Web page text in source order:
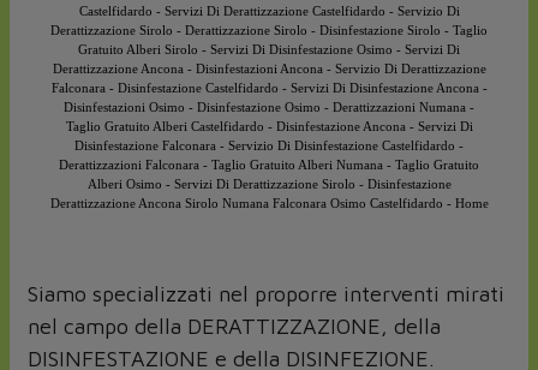
Castelfidardo - Servizi Di Derattizzazione Castelfidardo - Servizio Di
Derattizzazione Sirolo - Derattizzazione Sirolo - Disinfestazione Sirolo - Taglio
Gratuito Alberi Sirolo - Servizi Di Disinfestazione Osimo - Servizi Di
Derattizzazione Ancona - Disinfestazioni Ancona - Servizio Di Derattizzazione
Falconara - Disinfestazione Castelfidardo - Servizi Di Disinfestazione Ancona -
Disinfestazioni Osimo - Disinfestazione Osimo - Derattizzazioni Numana -
Taglio Gratuito Alberi Castelfidardo - Disinfestazione Ancona - Servizi Di
Disinfestazione Falconara - Servizio Di Disinfestazione Castelfidardo -
Derattizzazioni Falconara - Taglio Gratuito Alberi Numana - Taglio Gratuito
Alberi Osimo - Servizi Di Derattizzazione Sirolo - Disinfestazione
Derattizzazione Ancona Sirolo Numana Falconara Osimo Castelfidardo - Home
Siamo specializzati nel proporre interventi mirati
nel campo della DERATTIZZAZIONE, della
DISINFESTAZIONE e della DISINFEZIONE.